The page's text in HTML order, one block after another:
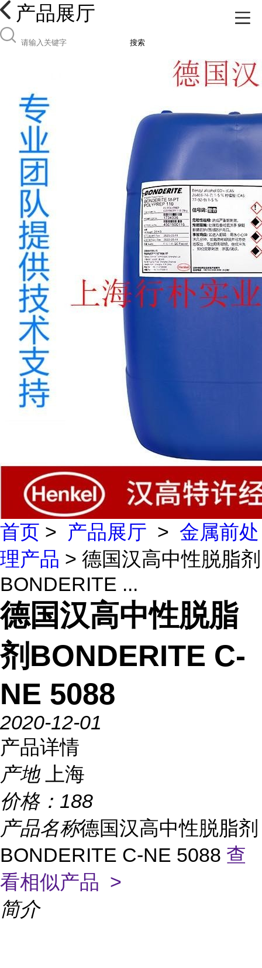
产品展厅
搜索
首页 > 产品展厅 > 金属前处
理产品 > 德国汉高中性脱脂剂
BONDERITE ...
德国汉高中性脱脂
剂BONDERITE C-
NE 5088
2020-12-01
产品详情
产地
上海
价格： 188
产品名称德国汉高中性脱脂剂
BONDERITE C-NE 5088 查
看相似产品 >
简介